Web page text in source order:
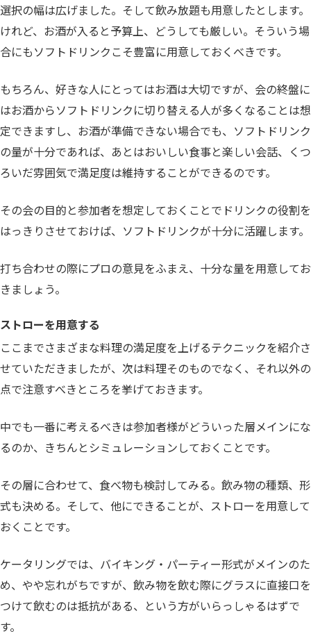
選択の幅は広げました。そして飲み放題も用意したとします。
けれど、お酒が入ると予算上、どうしても厳しい。そういう場
合にもソフトドリンクこそ豊富に用意しておくべきです。
もちろん、好きな人にとってはお酒は大切ですが、会の終盤に
はお酒からソフトドリンクに切り替える人が多くなることは想
定できますし、お酒が準備できない場合でも、ソフトドリンク
の量が十分であれば、あとはおいしい食事と楽しい会話、くつ
ろいだ雰囲気で満足度は維持することができるのです。
その会の目的と参加者を想定しておくことでドリンクの役割を
はっきりさせておけば、ソフトドリンクが十分に活躍します。
打ち合わせの際にプロの意見をふまえ、十分な量を用意してお
きましょう。
ストローを用意する
ここまでさまざまな料理の満足度を上げるテクニックを紹介さ
せていただきましたが、次は料理そのものでなく、それ以外の
点で注意すべきところを挙げておきます。
中でも一番に考えるべきは参加者様がどういった層メインにな
るのか、きちんとシミュレーションしておくことです。
その層に合わせて、食べ物も検討してみる。飲み物の種類、形
式も決める。そして、他にできることが、ストローを用意して
おくことです。
ケータリングでは、バイキング・パーティー形式がメインのた
め、やや忘れがちですが、飲み物を飲む際にグラスに直接口を
つけて飲むのは抵抗がある、という方がいらっしゃるはずで
す。